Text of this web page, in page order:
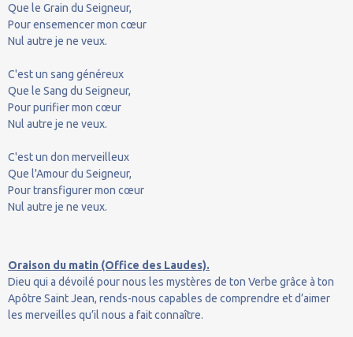
Que le Grain du Seigneur,
Pour ensemencer mon cœur
Nul autre je ne veux.
C'est un sang généreux
Que le Sang du Seigneur,
Pour purifier mon cœur
Nul autre je ne veux.
C'est un don merveilleux
Que l'Amour du Seigneur,
Pour transfigurer mon cœur
Nul autre je ne veux.
Oraison du matin (Office des Laudes).
Dieu qui a dévoilé pour nous les mystères de ton Verbe grâce à ton
Apôtre Saint Jean, rends-nous capables de comprendre et d’aimer
les merveilles qu’il nous a fait connaître.